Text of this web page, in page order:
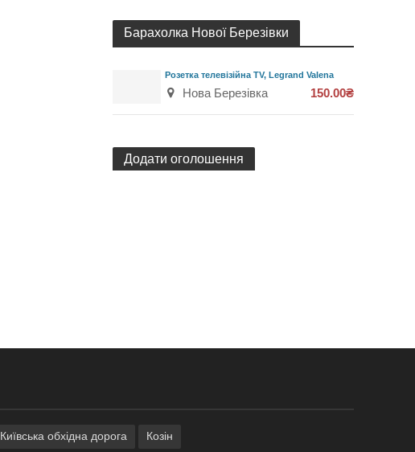
Барахолка Нової Березівки
Розетка телевізійна TV, Legrand Valena
Нова Березівка 150.00₴
Додати оголошення
Київська обхідна дорога Козін